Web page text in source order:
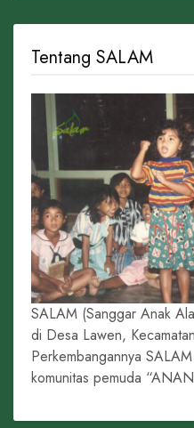
Tentang SALAM
SALAM (Sanggar Anak
di Desa Lawen,
Perkembangannya
komunitas pemuda